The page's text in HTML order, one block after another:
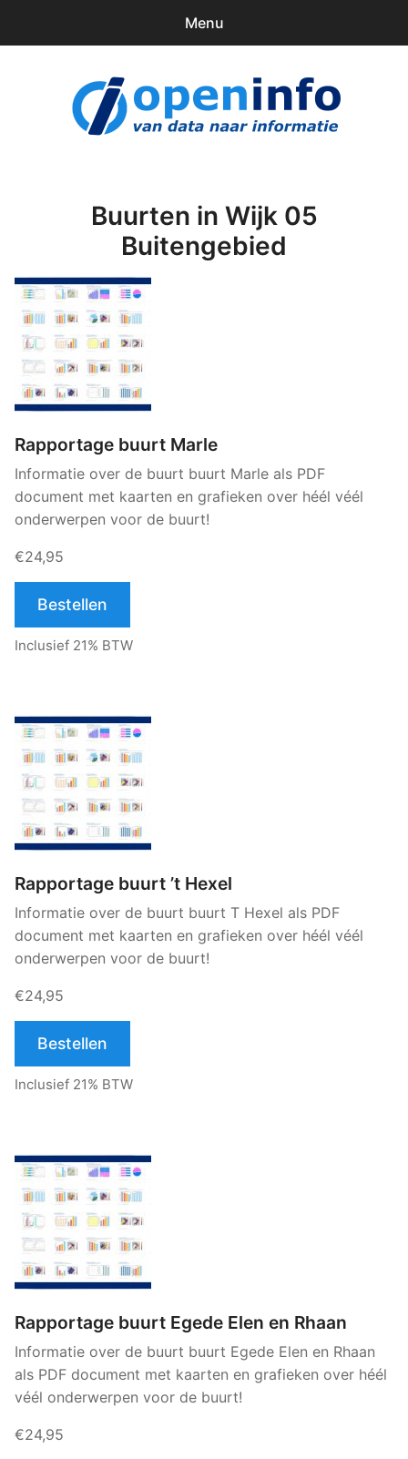
Menu
Downloads
Buurten in Wijk 05
Buitengebied
Rapportage buurt Marle
Informatie over de buurt buurt Marle als PDF
document met kaarten en grafieken over héél véél
onderwerpen voor de buurt!
€24,95
Bestellen
Inclusief 21% BTW
Rapportage buurt ’t Hexel
Informatie over de buurt buurt T Hexel als PDF
document met kaarten en grafieken over héél véél
onderwerpen voor de buurt!
€24,95
Bestellen
Inclusief 21% BTW
Rapportage buurt Egede Elen en Rhaan
Informatie over de buurt buurt Egede Elen en Rhaan
als PDF document met kaarten en grafieken over héél
véél onderwerpen voor de buurt!
€24,95